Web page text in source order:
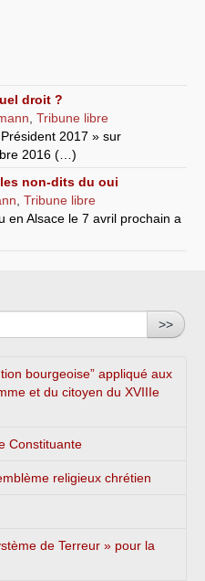
droit ?
Tribune libre
2017 » sur
2016 (…)
non-dits du oui
Tribune libre
en Alsace le 7 avril prochain a
>>
bourgeoise” appliqué aux
et du citoyen du XVIIIe
Constituante
religieux chrétien
de Terreur » pour la